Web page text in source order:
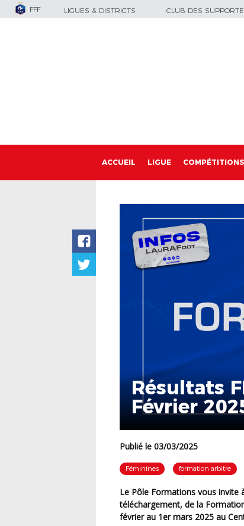
FFF LIGUES & DISTRICTS CLUB DES
ACCUEIL LIGUE COMPÉTITIONS
Résultats
Février
Publié le 03/03/2025
Féminines formation arbitre
Le Pôle Formations vous invite à prendre connaissance des résultats, ci-dessous en
téléchargement, de la
février au 1er mars 2025 au